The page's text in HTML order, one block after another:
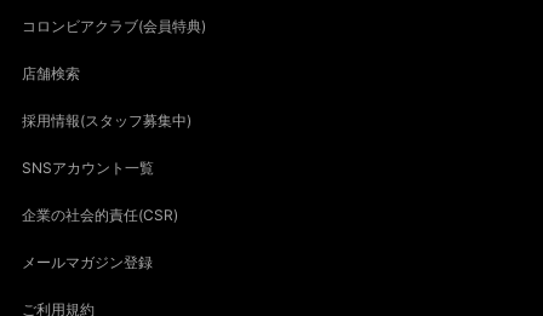
コロンビアクラブ(会員特典)
店舗検索
採用情報(スタッフ募集中)
SNSアカウント一覧
企業の社会的責任(CSR)
メールマガジン登録
ご利用規約